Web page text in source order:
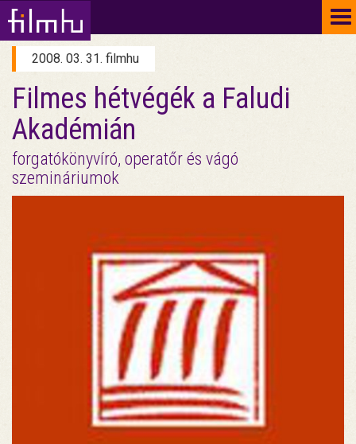
2008. 03. 31. filmhu
Filmes hétvégék a Faludi
Akadémián
forgatókönyvíró, operatőr és vágó
szemináriumok